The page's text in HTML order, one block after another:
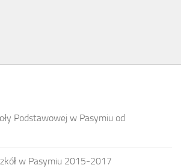
Podstawowej w Pasymiu od
w Pasymiu 2015-2017